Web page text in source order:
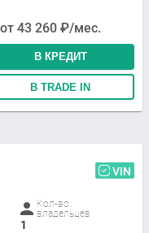
от 43 260 ₽/мес.
В КРЕДИТ
В TRADE IN
VIN
Кол-во
владельцев
1